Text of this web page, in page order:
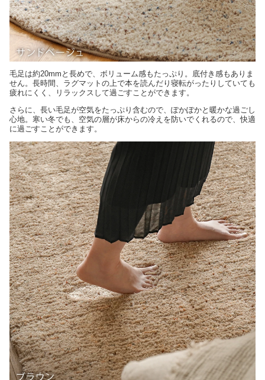
毛足は約20mmと長めで、ボリューム感もたっぷり。底付き感もありま
せん。長時間、ラグマットの上で本を読んだり寝転がったりしていても
疲れにくく、リラックスして過ごすことができます。
さらに、長い毛足が空気をたっぷり含むので、ぽかぽかと暖かな過ごし
心地。寒い冬でも、空気の層が床からの冷えを防いでくれるので、快適
に過ごすことができます。